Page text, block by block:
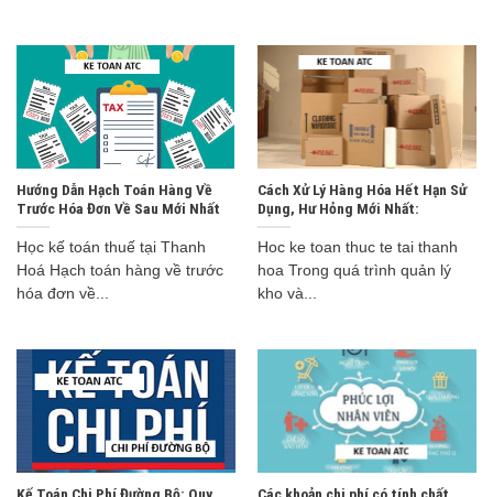
Hướng Dẫn Hạch Toán Hàng Về
Trước Hóa Đơn Về Sau Mới Nhất
Học kế toán thuế tại Thanh
Hoá Hạch toán hàng về trước
hóa đơn về...
Cách Xử Lý Hàng Hóa Hết Hạn Sử
Dụng, Hư Hỏng Mới Nhất:
Hoc ke toan thuc te tai thanh
hoa Trong quá trình quản lý
kho và...
Kế Toán Chi Phí Đường Bộ: Quy
Các khoản chi phí có tính chất